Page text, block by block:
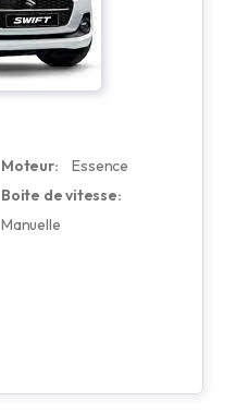
Moteur:
Essence
Boite de vitesse:
Manuelle